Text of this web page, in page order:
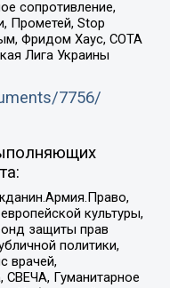
сопротивление,
Прометей, Stop
Фридом Хаус, СОТА
Лига Украины
7756/
культуры,
защиты прав
политики,
врачей,
Гуманитарное